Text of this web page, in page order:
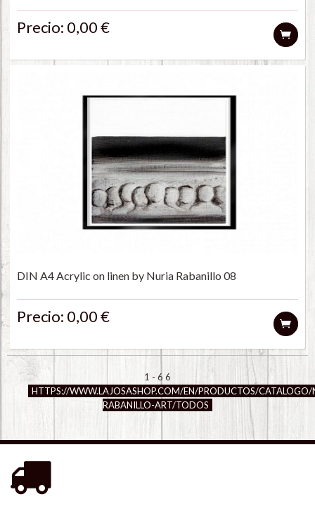
Precio: 0,00 €
DIN A4 Acrylic on linen by Nuria Rabanillo 08
Precio: 0,00 €
1 - 6 6
HTTPS://WWW.LAJOSASHOP.COM/EN/PRODUCTOS/CATALOGO/
RABANILLO-ART/TODOS